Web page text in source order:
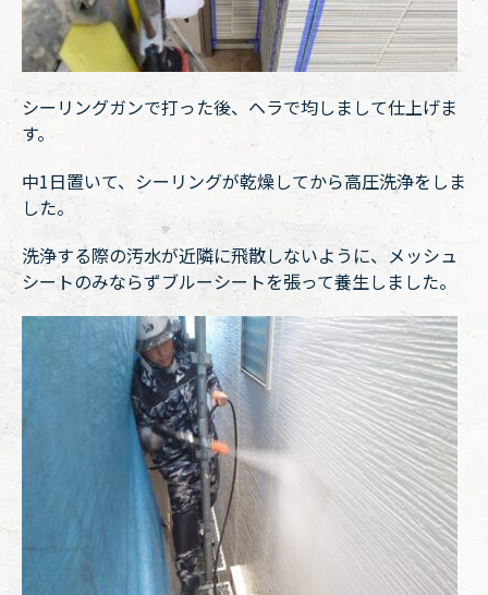
シーリングガンで打った後、ヘラで均しまして仕上げま
す。
中1日置いて、シーリングが乾燥してから高圧洗浄をしま
した。
洗浄する際の汚水が近隣に飛散しないように、メッシュ
シートのみならずブルーシートを張って養生しました。